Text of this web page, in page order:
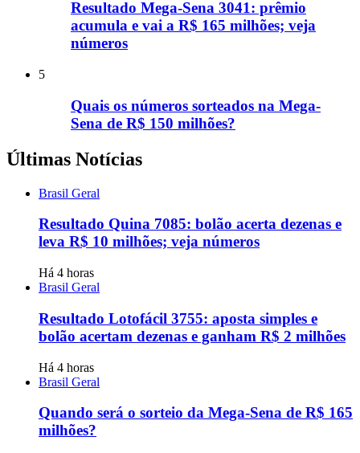
Resultado Mega-Sena 3041: prêmio
acumula e vai a R$ 165 milhões; veja
números
5
Quais os números sorteados na Mega-
Sena de R$ 150 milhões?
Últimas Notícias
Brasil Geral
Resultado Quina 7085: bolão acerta dezenas e
leva R$ 10 milhões; veja números
Há 4 horas
Brasil Geral
Resultado Lotofácil 3755: aposta simples e
bolão acertam dezenas e ganham R$ 2 milhões
Há 4 horas
Brasil Geral
Quando será o sorteio da Mega-Sena de R$ 165
milhões?